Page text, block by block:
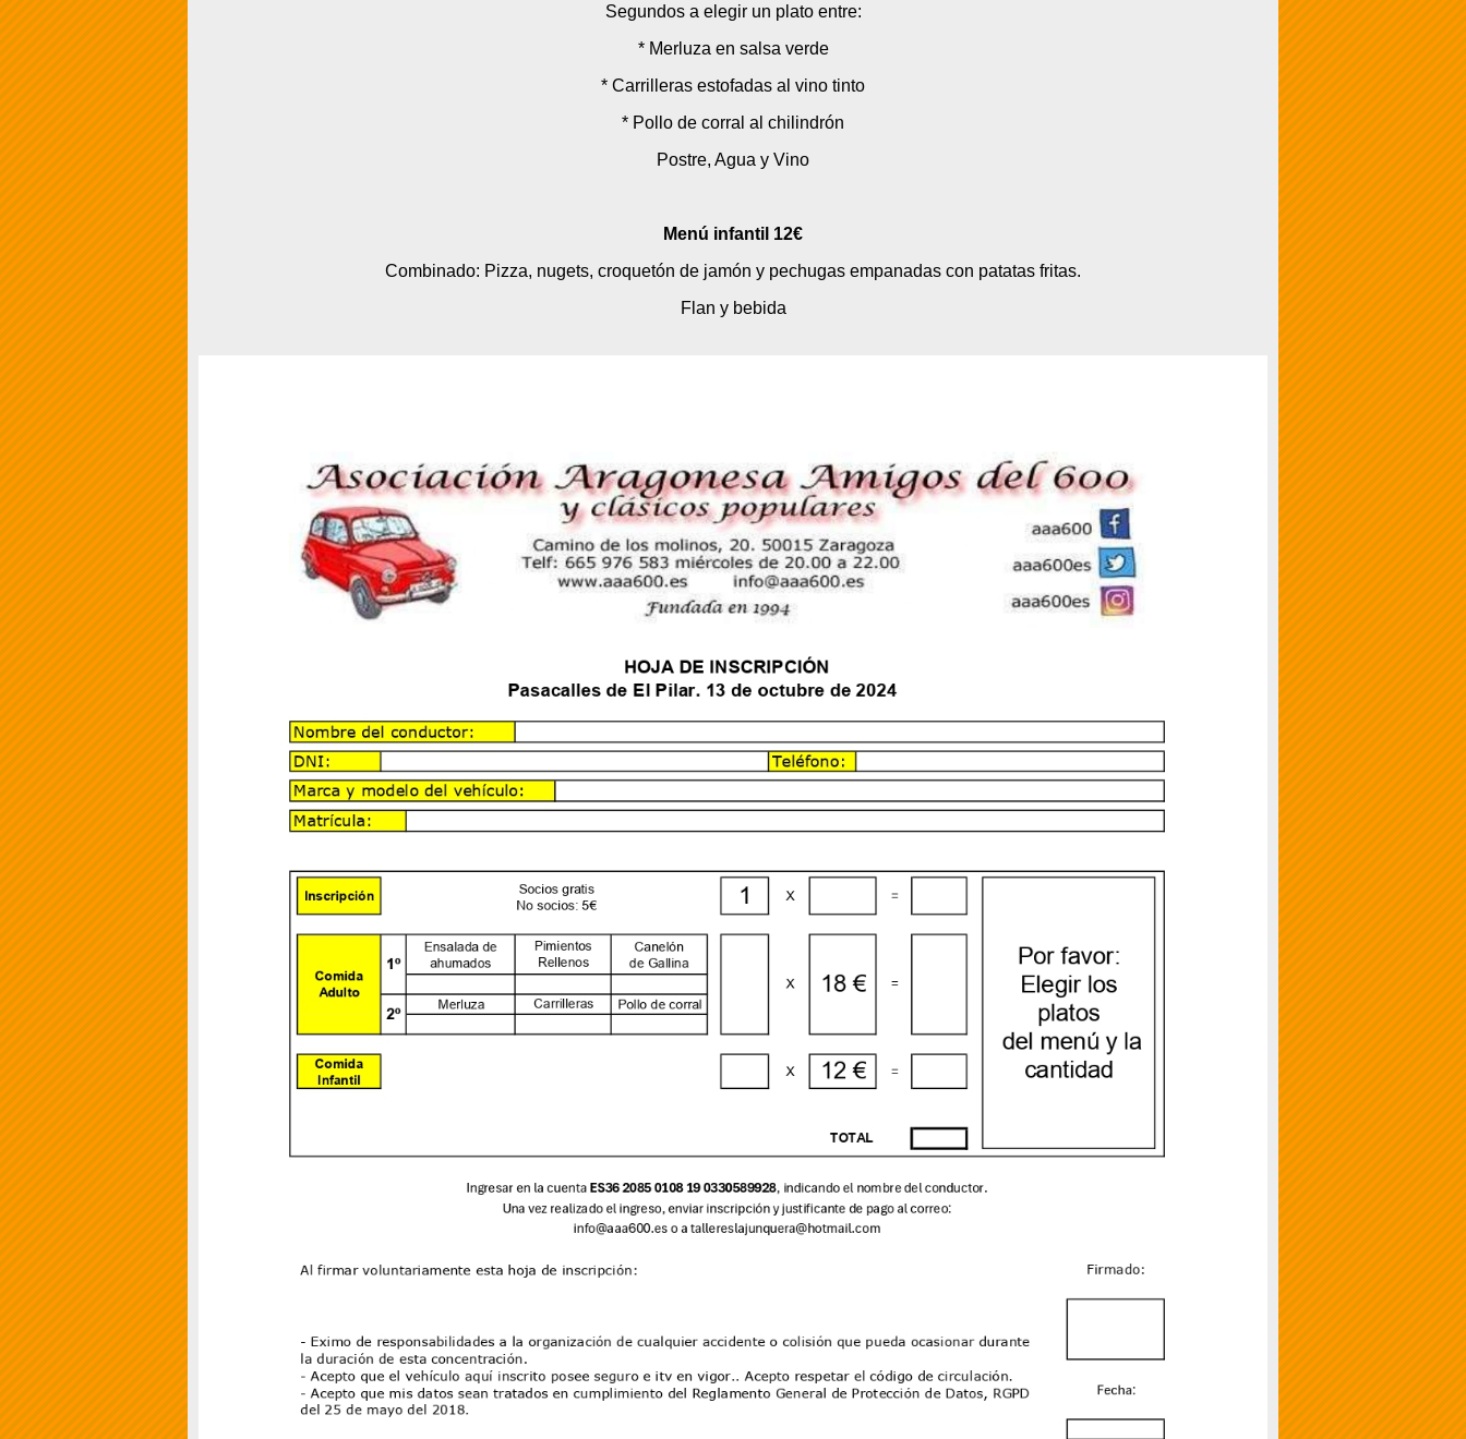
Segundos a elegir un plato entre:
* Merluza en salsa verde
* Carrilleras estofadas al vino tinto
* Pollo de corral al chilindrón
Postre, Agua y Vino
Menú infantil 12€
Combinado: Pizza, nugets, croquetón de jamón y pechugas empanadas con patatas fritas.
Flan y bebida